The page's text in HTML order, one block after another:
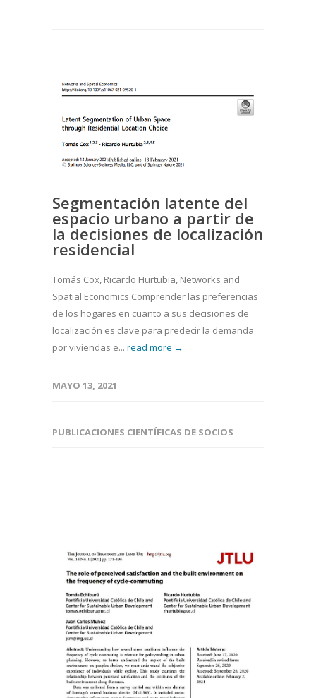
Segmentación latente del
espacio urbano a partir de
la decisiones de localización
residencial
Tomás Cox, Ricardo Hurtubia, Networks and
Spatial Economics Comprender las preferencias
de los hogares en cuanto a sus decisiones de
localización es clave para predecir la demanda
por viviendas e... read more →
MAYO 13, 2021
PUBLICACIONES CIENTÍFICAS DE SOCIOS